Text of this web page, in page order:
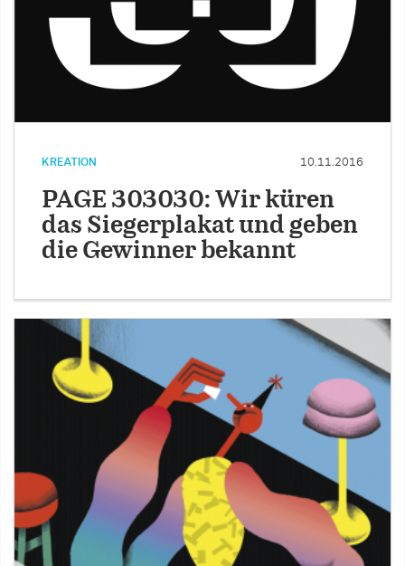
KREATION 10.11.2016
PAGE 303030: Wir küren
das Siegerplakat und geben
die Gewinner bekannt